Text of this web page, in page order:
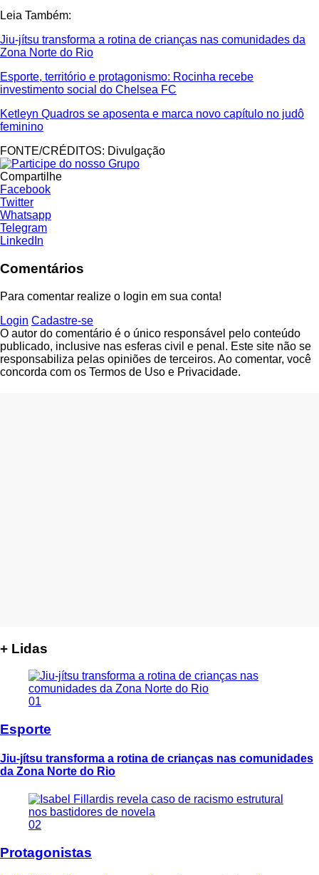
Leia Também:
Jiu-jítsu transforma a rotina de crianças nas comunidades da
Zona Norte do Rio
Esporte, território e protagonismo: Rocinha recebe
investimento social do Chelsea FC
Ketleyn Quadros se aposenta e marca novo capítulo no judô
feminino
FONTE/CRÉDITOS: Divulgação
Compartilhe
Facebook
Twitter
Whatsapp
Telegram
LinkedIn
Comentários
Para comentar realize o login em sua conta!
Login Cadastre-se
O autor do comentário é o único responsável pelo conteúdo
publicado, inclusive nas esferas civil e penal. Este site não se
responsabiliza pelas opiniões de terceiros. Ao comentar, você
concorda com os Termos de Uso e Privacidade.
+ Lidas
01
Esporte
Jiu-jítsu transforma a rotina de crianças nas comunidades
da Zona Norte do Rio
02
Protagonistas